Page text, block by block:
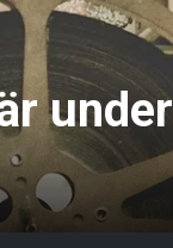
under